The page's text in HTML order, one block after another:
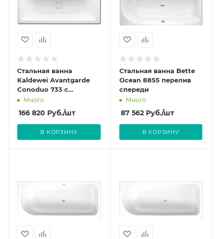
Стальная ванна
Kaldewei Avantgarde
Conoduo 733 с
покрытием Easy-Clean
Много
166 820 Руб./шт
В КОРЗИНУ
Стальная ванна Bette
Ocean 8855 перелив
спереди
Много
87 562Руб./шт
В КОРЗИНУ